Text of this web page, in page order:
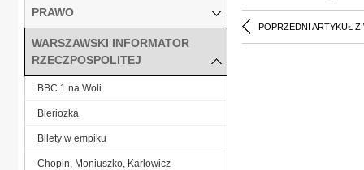
POPRZEDNI ARTYKUŁ Z
PRAWO
WARSZAWSKI INFORMATOR
RZECZPOSPOLITEJ
BBC 1 na Woli
Bieriozka
Bilety w empiku
Chopin, Moniuszko, Karłowicz